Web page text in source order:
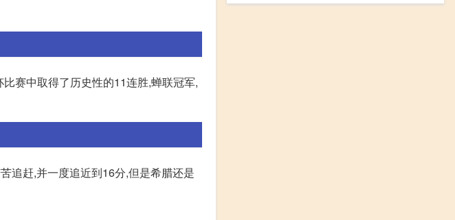
赛中取得了历史性的11连胜,蝉联冠军,
追赶,并一度追近到16分,但是希腊还是